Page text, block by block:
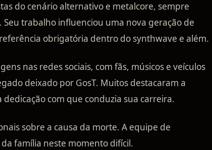
do cenário alternativo e metalcore, sempre
trabalho influenciou uma nova geração de
obrigatória dentro do synthwave e além.
nas redes sociais, com fãs, músicos e veículos
deixado por GosT. Muitos destacaram a
com que conduzia sua carreira.
sobre a causa da morte. A equipe de
família neste momento difícil.